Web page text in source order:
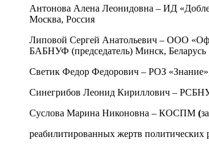
Антонова Алена Леонидовна – ИД
Москва, Россия
Липовой Сергей Анатольевич – ООО
БАБНУФ (председатель) Минск, Беларусь
Светик Федор Федорович – РОЗ
Синегрибов Леонид Кириллович – РСБНУ
Суслова Марина Никоновна – КОСПМ (
реабилитированных жертв политических